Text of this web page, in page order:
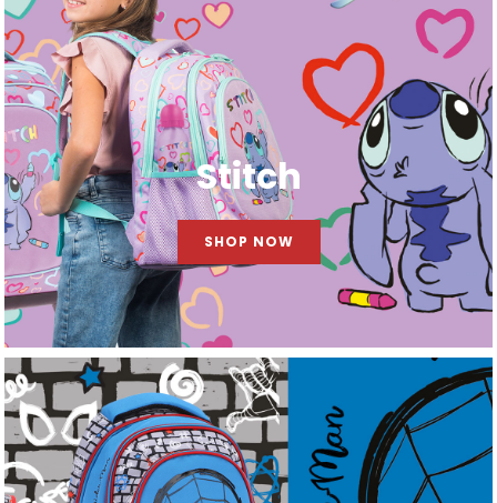
Stitch
SHOP NOW